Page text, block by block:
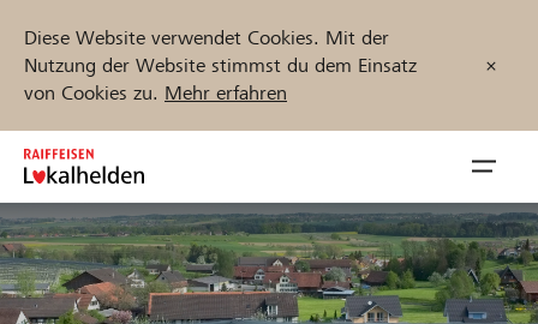
Diese Website verwendet Cookies. Mit der
Nutzung der Website stimmst du dem Einsatz
von Cookies zu. Mehr erfahren
Zum
Inhalt
springen
öffnen
Jetzt starten